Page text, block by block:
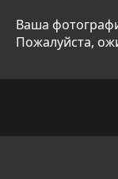
Ваша
Пожалуйста,